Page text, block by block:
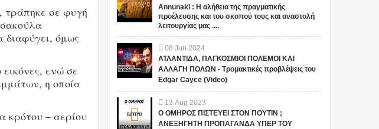
τράπηκε σε φυγή
διαφύγει, όμως
ενώ σε
η οποία
κρότου – αερίου
Annunaki : Η αλήθεια της πραγματικής
προέλευσης και του σκοπού τους και αναστολή
λειτουργίας μας ....
08 Jun 2024
ΑΤΛΑΝΤΙΔΑ, ΠΑΓΚΟΣΜΙΟΙ ΠΟΛΕΜΟΙ ΚΑΙ
ΑΛΛΑΓΗ ΠΟΛΩΝ - Τρομακτικές προβλέψεις του
Edgar Cayce (Video)
13 Aug 2023
Ο ΟΜΗΡΟΣ ΠΙΣΤΕΥΕΙ ΣΤΟΝ ΠΟΥΤΙΝ ;
ΑΝΕΞΗΓΗΤΗ ΠΡΟΠΑΓΑΝΔΑ ΥΠΕΡ ΤΟΥ